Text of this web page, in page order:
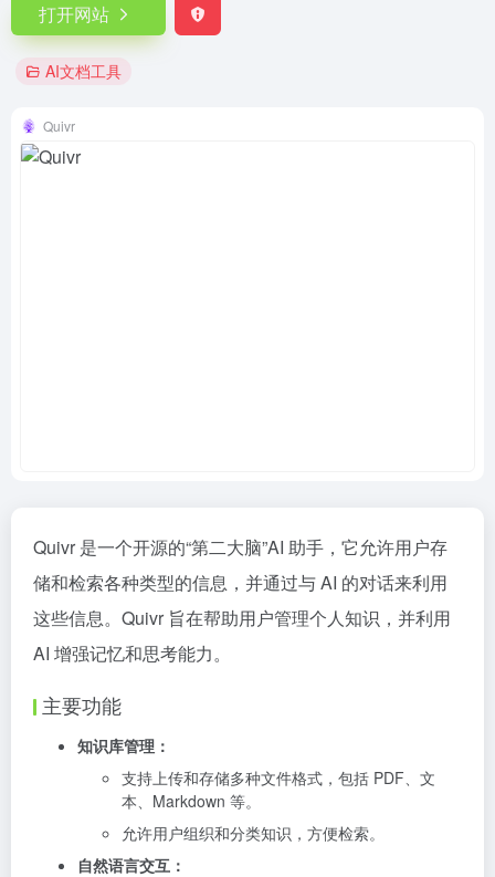
打开网站
AI文档工具
Quivr
Quivr 是一个开源的“第二大脑”AI 助手，它允许用户存
储和检索各种类型的信息，并通过与 AI 的对话来利用
这些信息。Quivr 旨在帮助用户管理个人知识，并利用
AI 增强记忆和思考能力。
主要功能
知识库管理：
支持上传和存储多种文件格式，包括 PDF、文
本、Markdown 等。
允许用户组织和分类知识，方便检索。
自然语言交互：